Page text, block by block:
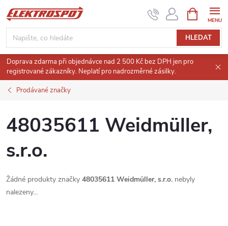
Přejít
na
obsah
HLEDAT
NÁKUPNÍ
KOŠÍK
Doprava zdarma při objednávce nad 2 500 Kč bez DPH jen pro
registrované zákazníky. Neplatí pro nadrozměrné zásilky.
Prodávané značky
48035611 Weidmüller,
s.r.o.
Žádné produkty značky 48035611 Weidmüller, s.r.o. nebyly
nalezeny...